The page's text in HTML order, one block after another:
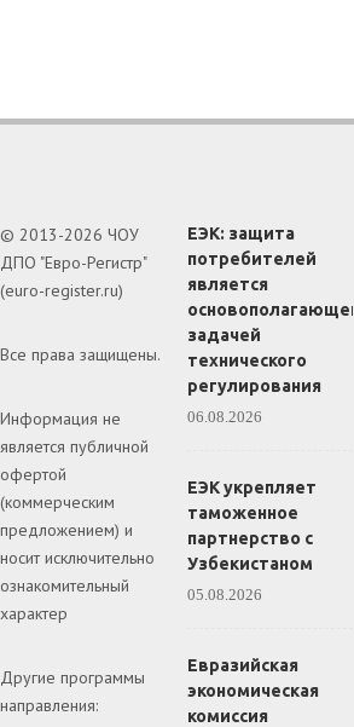
© 2013-2026 ЧОУ
ДПО "Евро-Регистр"
(euro-register.ru)
Все права защищены.
Информация не
является публичной
офертой
(коммерческим
предложением) и
носит исключительно
ознакомительный
характер
Другие программы
направления:
ЕЭК: защита
потребителей
является
основополагающей
задачей
технического
регулирования
06.08.2026
ЕЭК укрепляет
таможенное
партнерство с
Узбекистаном
05.08.2026
Евразийская
экономическая
комиссия